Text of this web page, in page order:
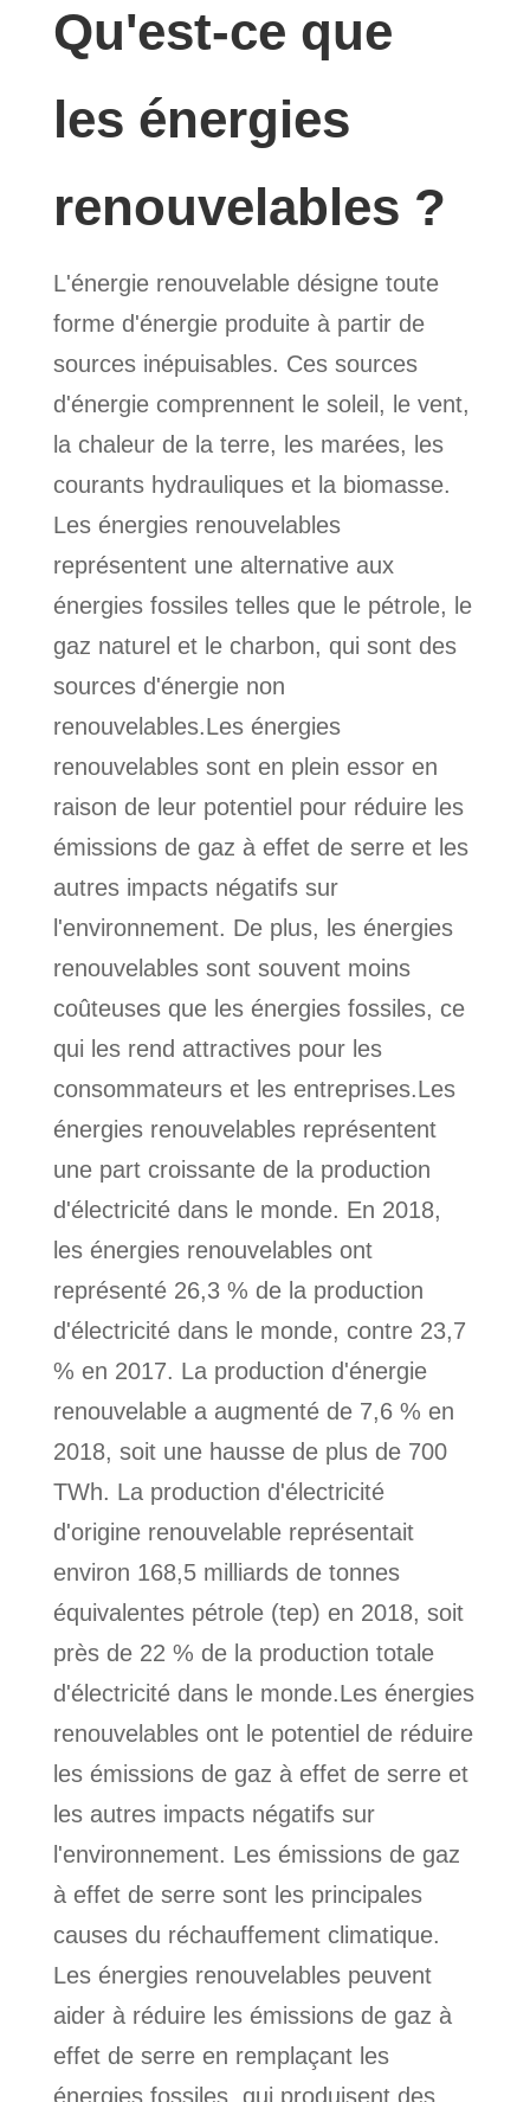
Qu'est-ce que
les énergies
renouvelables ?
L'énergie renouvelable désigne toute
forme d'énergie produite à partir de
sources inépuisables. Ces sources
d'énergie comprennent le soleil, le vent,
la chaleur de la terre, les marées, les
courants hydrauliques et la biomasse.
Les énergies renouvelables
représentent une alternative aux
énergies fossiles telles que le pétrole, le
gaz naturel et le charbon, qui sont des
sources d'énergie non
renouvelables.Les énergies
renouvelables sont en plein essor en
raison de leur potentiel pour réduire les
émissions de gaz à effet de serre et les
autres impacts négatifs sur
l'environnement. De plus, les énergies
renouvelables sont souvent moins
coûteuses que les énergies fossiles, ce
qui les rend attractives pour les
consommateurs et les entreprises.Les
énergies renouvelables représentent
une part croissante de la production
d'électricité dans le monde. En 2018,
les énergies renouvelables ont
représenté 26,3 % de la production
d'électricité dans le monde, contre 23,7
% en 2017. La production d'énergie
renouvelable a augmenté de 7,6 % en
2018, soit une hausse de plus de 700
TWh. La production d'électricité
d'origine renouvelable représentait
environ 168,5 milliards de tonnes
équivalentes pétrole (tep) en 2018, soit
près de 22 % de la production totale
d'électricité dans le monde.Les énergies
renouvelables ont le potentiel de réduire
les émissions de gaz à effet de serre et
les autres impacts négatifs sur
l'environnement. Les émissions de gaz
à effet de serre sont les principales
causes du réchauffement climatique.
Les énergies renouvelables peuvent
aider à réduire les émissions de gaz à
effet de serre en remplaçant les
énergies fossiles, qui produisent des